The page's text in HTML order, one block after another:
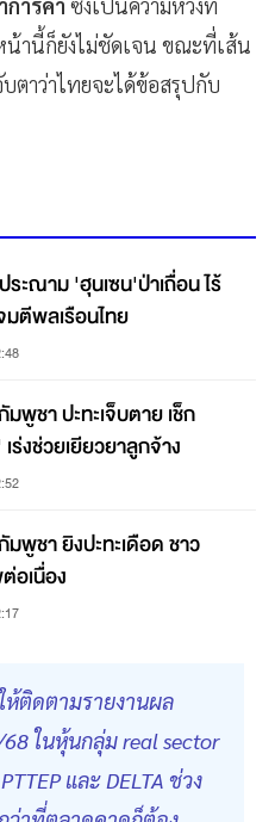
านี้ก็ยังไม่ชัดเจน ขณะที่เส้น
บตาว่าไทยจะได้ข้อสรุปกับ
ะณาม 'ฮุนเซน'ป่าเถื่อน ไร้
ตีพลเรือนไทย
พูชา ปะทะเจ็บตาย เช็ก
ร่งช่วยเยียวยาลูกจ้าง
พูชา ยิงปะทะเดือด ชาว
อเนื่อง
ห้ติดตามรายงานผล
ในหุ้นกลุ่ม real sector
และ DELTA ช่วง